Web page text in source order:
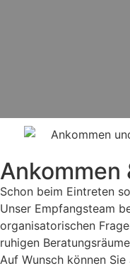
Ankommen
Schon beim Eintreten
Unser Empfangsteam
organisatorischen
ruhigen
Auf Wunsch können